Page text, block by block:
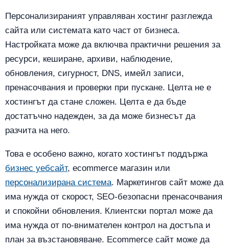
Персонализираният управляван хостинг разглежда
сайта или системата като част от бизнеса.
Настройката може да включва практични решения за
ресурси, кеширане, архиви, наблюдение,
обновления, сигурност, DNS, имейл записи,
пренасочвания и проверки при пускане. Целта не е
хостингът да стане сложен. Целта е да бъде
достатъчно надежден, за да може бизнесът да
разчита на него.
Това е особено важно, когато хостингът поддържа
бизнес уебсайт, ecommerce магазин или
персонализирана система. Маркетингов сайт може да
има нужда от скорост, SEO-безопасни пренасочвания
и спокойни обновления. Клиентски портал може да
има нужда от по-внимателен контрол на достъпа и
план за възстановяване. Ecommerce сайт може да